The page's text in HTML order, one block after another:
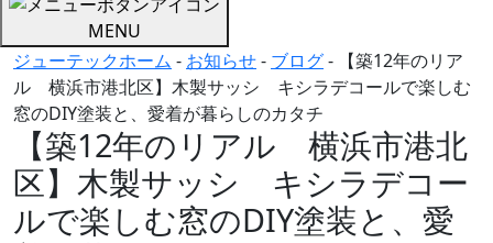
MENU
ジューテックホーム - お知らせ- ブログ-
【築12年のリア
ル 横浜市港北区】木製サッシ キシラデコールで楽しむ
窓のDIY塗装と、愛着が暮らしのカタチ
【築12年のリアル 横浜市港北
区】木製サッシ キシラデコー
ルで楽しむ窓のDIY塗装と、愛